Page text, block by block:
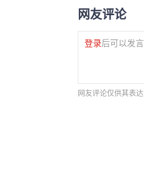
网友评论
登录后可以发言
网友评论仅供其表